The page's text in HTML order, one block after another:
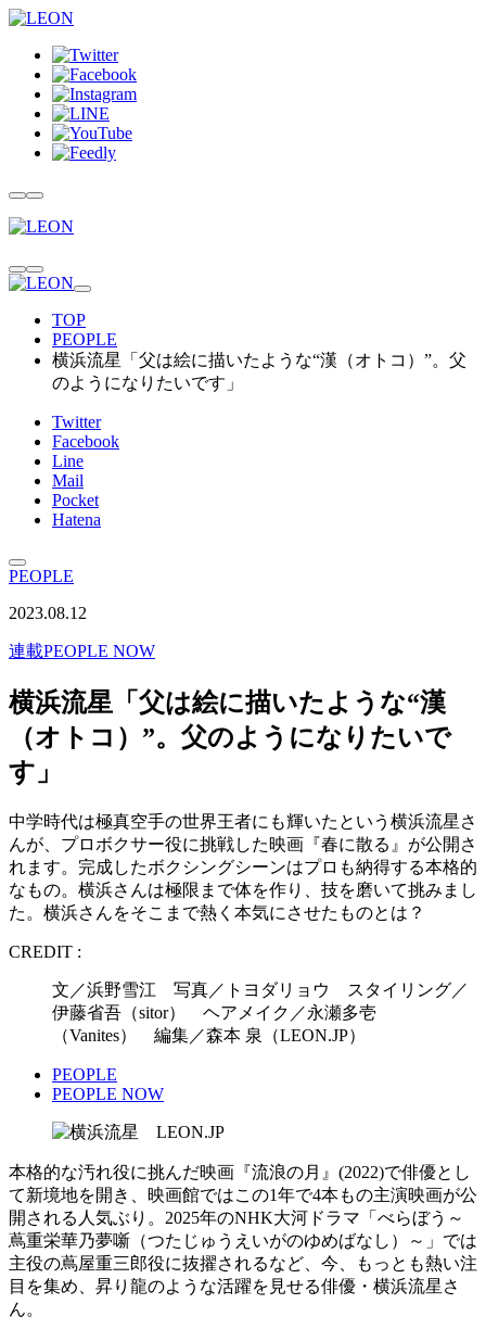
TOP
PEOPLE
横浜流星「父は絵に描いたような“漢（オトコ）”。父
のようになりたいです」
Twitter
Facebook
Line
Mail
Pocket
Hatena
PEOPLE
2023.08.12
連載PEOPLE NOW
横浜流星「父は絵に描いたような“漢
（オトコ）”。父のようになりたいで
す」
中学時代は極真空手の世界王者にも輝いたという横浜流星さ
んが、プロボクサー役に挑戦した映画『春に散る』が公開さ
れます。完成したボクシングシーンはプロも納得する本格的
なもの。横浜さんは極限まで体を作り、技を磨いて挑みまし
た。横浜さんをそこまで熱く本気にさせたものとは？
CREDIT :
文／浜野雪江 写真／トヨダリョウ スタイリング／
伊藤省吾（sitor） ヘアメイク／永瀬多壱
（Vanites） 編集／森本 泉（LEON.JP）
PEOPLE
PEOPLE NOW
本格的な汚れ役に挑んだ映画『流浪の月』(2022)で俳優とし
て新境地を開き、映画館ではこの1年で4本もの主演映画が公
開される人気ぶり。2025年のNHK大河ドラマ「べらぼう～
蔦重栄華乃夢噺（つたじゅうえいがのゆめばなし）～」では
主役の蔦屋重三郎役に抜擢されるなど、今、もっとも熱い注
目を集め、昇り龍のような活躍を見せる俳優・横浜流星さ
ん。